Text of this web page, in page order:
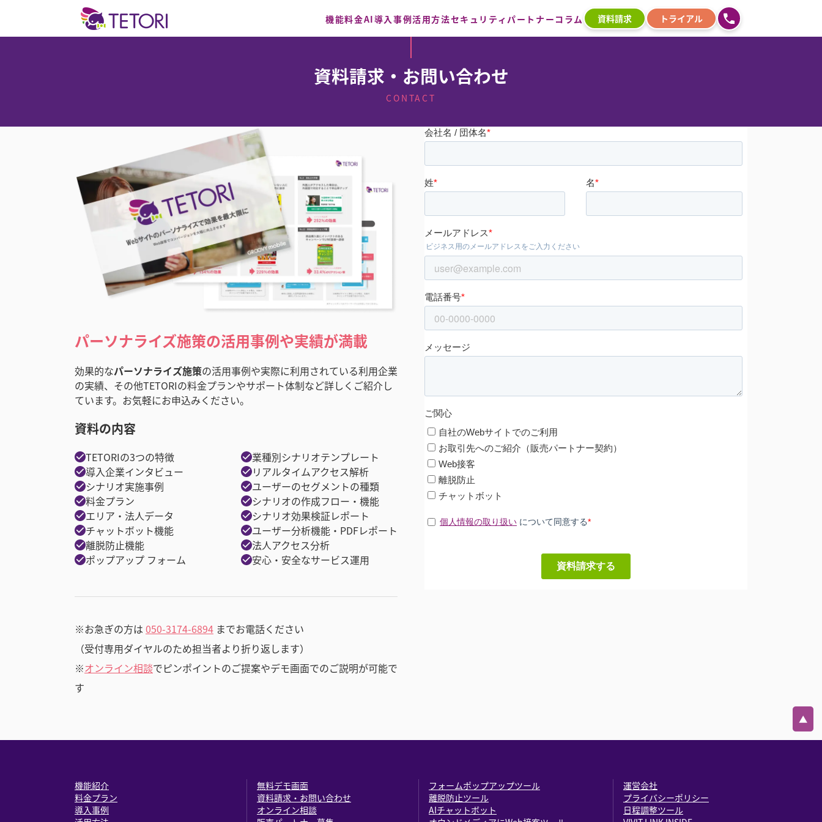
TETORI 機能料金AI導入事例活用方法セキュリティ パートナー コラム 資料請求 トライアル
資料請求・お問い合わせ
パーソナライズ施策の活用事例や実績が満載
効果的なパーソナライズ施策の活用事例や実際に利用されている利用企業
の実績、その他TETORIの料金プランやサポート体制など詳しくご紹介し
ています。お気軽にお申込みください。
資料の内容
TETORIの3つの特徴
導入企業インタビュー
シナリオ実施事例
料金プラン
エリア・法人データ
チャットボット機能
離脱防止機能
ポップアップ フォーム
業種別シナリオテンプレート
リアルタイムアクセス解析
ユーザーのセグメントの種類
シナリオの作成フロー・機能
シナリオ効果検証レポート
ユーザー分析機能・PDFレポート
法人アクセス分析
安心・安全なサービス運用
※お急ぎの方は 050-3174-6894 までお電話ください
（受付専用ダイヤルのため担当者より折り返します）
※オンライン相談でピンポイントのご提案やデモ画面でのご説明が可能で
す
▲
機能紹介
料金プラン
導入事例
無料デモ画面
資料請求・お問い合わせ
オンライン相談
フォームポップアップツール
離脱防止ツール
AIチャットボット
運営会社
プライバシーポリシー
日程調整ツール